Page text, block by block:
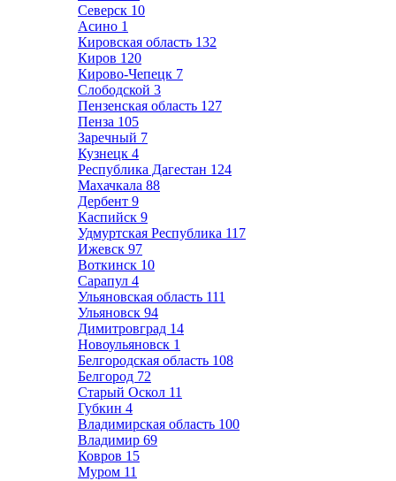
Северск 10
Асино 1
Кировская область 132
Киров 120
Кирово-Чепецк 7
Слободской 3
Пензенская область 127
Пенза 105
Заречный 7
Кузнецк 4
Республика Дагестан 124
Махачкала 88
Дербент 9
Каспийск 9
Удмуртская Республика 117
Ижевск 97
Воткинск 10
Сарапул 4
Ульяновская область 111
Ульяновск 94
Димитровград 14
Новоульяновск 1
Белгородская область 108
Белгород 72
Старый Оскол 11
Губкин 4
Владимирская область 100
Владимир 69
Ковров 15
Муром 11